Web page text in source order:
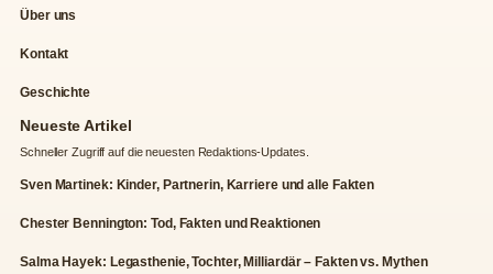
Über uns
Kontakt
Geschichte
Neueste Artikel
Schneller Zugriff auf die neuesten Redaktions-Updates.
Sven Martinek: Kinder, Partnerin, Karriere und alle Fakten
Chester Bennington: Tod, Fakten und Reaktionen
Salma Hayek: Legasthenie, Tochter, Milliardär – Fakten vs. Mythen